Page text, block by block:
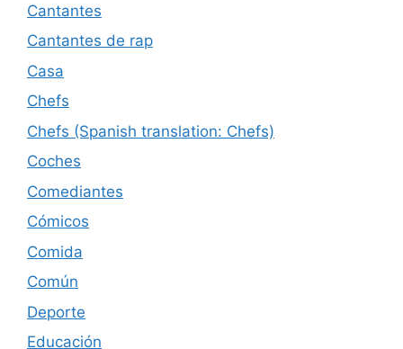
Cantantes
Cantantes de rap
Casa
Chefs
Chefs (Spanish translation: Chefs)
Coches
Comediantes
Cómicos
Comida
Común
Deporte
Educación